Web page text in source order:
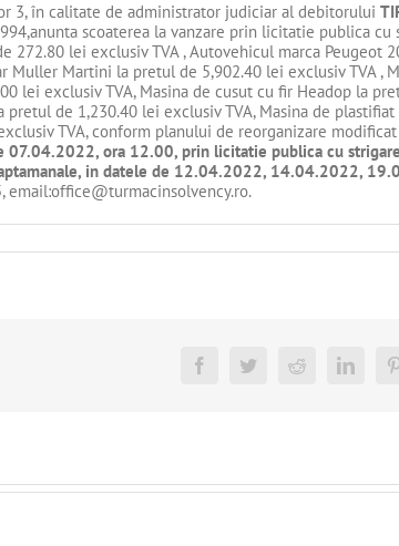
3, în calitate de administrator judiciar al debitorului
scoaterea la vanzare prin licitatie publica cu
lei exclusiv TVA , Autovehicul marca Peugeot
Muller Martini la pretul de 5,902.40 lei exclusiv TVA ,
lei exclusiv TVA, Masina de cusut cu fir Headop la
pretul de 1,230.40 lei exclusiv TVA, Masina de
TVA, conform planului de reorganizare
07.04.2022, ora 12.00, prin licitatie publica cu
in datele de 12.04.2022, 14.04.2022,
FacebookTwitterReddit